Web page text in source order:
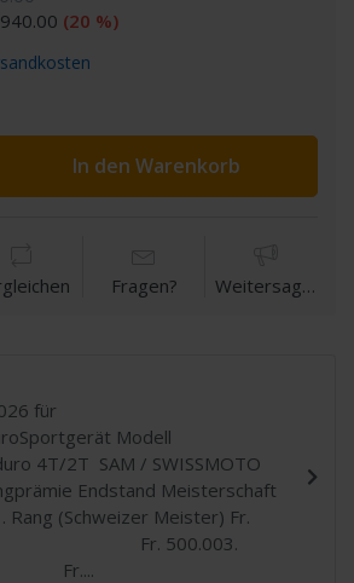
(20 %)
In den Warenkorb
Fragen? Weitersagen
für
Modell
4T/2T SAM / SWISSMOTO
Endstand Meisterschaft
Rang (Schweizer Meister) Fr.
Fr. 500.003.